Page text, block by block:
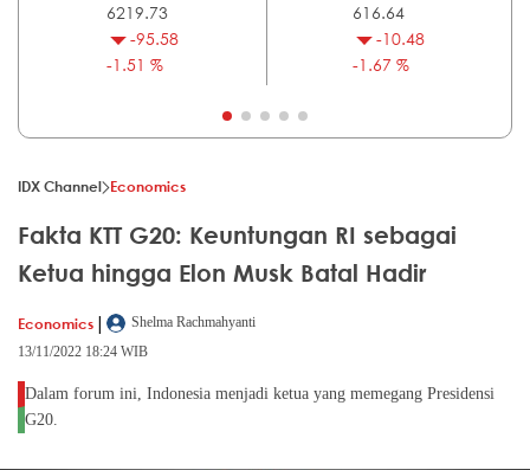
6219.73
-95.58
-1.51 %
616.64
-10.48
-1.67 %
IDX Channel Economics
Fakta KTT G20: Keuntungan RI sebagai
Ketua hingga Elon Musk Batal Hadir
Economics |
Shelma Rachmahyanti
13/11/2022 18:24 WIB
Dalam forum ini, Indonesia menjadi ketua yang memegang Presidensi
G20.